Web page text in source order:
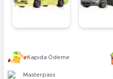
Kapıda Ödeme
Masterpass